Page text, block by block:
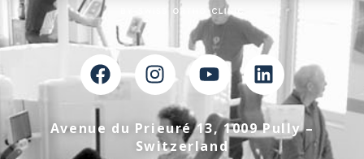
Avenue du Prieuré 13, 1009 Pully –
Switzerland